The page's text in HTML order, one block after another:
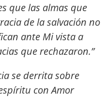
que las almas que
de la salvación no
ante Mi vista a
que rechazaron.”
se derrita sobre
con Amor